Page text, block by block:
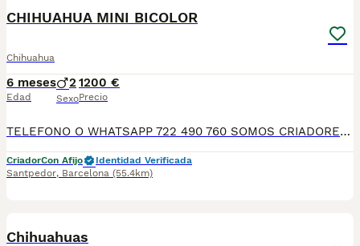
CHIHUAHUA MINI BICOLOR
Chihuahua
6 meses
Edad
2
Sexo
1200 €
Precio
TELEFONO O WHATSAPP 722 490 760 SOMOS CRIADORES DIRECTOS SIN INTERMEDIARIOS! MAS DE 20 AÑOS EN EL SECTOR NOS AVALAN, VALORANDO NO SOLO LA CRIA RESPONSABLE SI NO TAMBIEN LA SELECCIÓN PARA MEJORAR LA RAZA DURANTE TODOS ESTOS AÑOS. NUESTROS CACHORROS SE ENTREGAN PREVIAMENTE REVISADOS POR UN VETERINARIO PROFESIONAL Y BAJO LOS MAS ESTRICTOS CONTROLES DE SALUD, HACEMOS HINCAPIÉ EN SU SOCIABILIZACIÓN PARA SU CORRECTO DESARROLLO NEUROLOGICO! Y OS ASESORAMOS ANTES DURANTE Y DESPUES DE LA ENTREGA PARA QUE TODO SEA LO MAS AFABLE Y FACIL POSIBLE DURANTE LA ADAPTACION! NUESTROS BEBE SE ENTREGAN A PARTIR DE LOS DOS MESES CON SUS VACUNAS AL DIA, DESPARASITADOS Y CON GARANTIAS DE SALUD, MICROCHIP Y CARTILLA DE VACUNACION! SI BUSCAS UN COMPAÑERO SANO Y EQUILIBRADO ESTE ES EL LUGAR, TE ASESORAREMOS DURANTE TODO EL PROCESO NO DUDES EN CONSULTAR POR NUESTROS PEQUES AL 722 490 760
CriadorCon Afijo
Identidad Verificada
Santpedor, Barcelona (55.4km)
Chihuahuas